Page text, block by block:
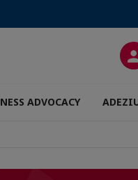
ADVOCACY